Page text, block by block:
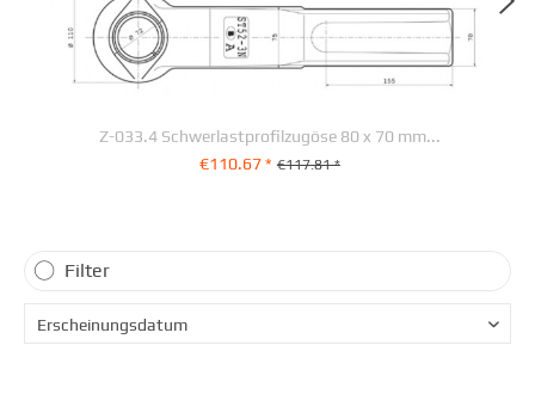
Z-033.4 Schwerlastprofilzugöse 80 x 70 mm...
€110.67 * €117.81 *
Filter